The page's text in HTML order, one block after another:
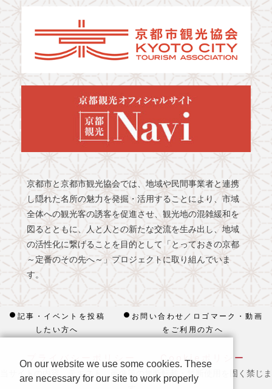
京都市と京都市観光協会では、地域や民間事業者と連携
し隠れた名所の魅力を発掘・活用することにより、市域
全体への観光客の誘客を促進させ、観光地の混雑緩和を
図るとともに、人と人との新たな交流を生み出し、地域
の活性化に繋げることを目的として「とっておきの京都
～定番のその先へ～」プロジェクトに取り組んでいま
す。
記事・イベントを投稿
したい方へ
お問い合わせ／ロゴマーク・動画
をご利用の方へ
プライバシーポリシー Cookieポリシー
当サイトの内容、テキスト、画像等の無断転載・無断使用を固く禁じま
On our website we use some cookies. These
are necessary for our site to work properly